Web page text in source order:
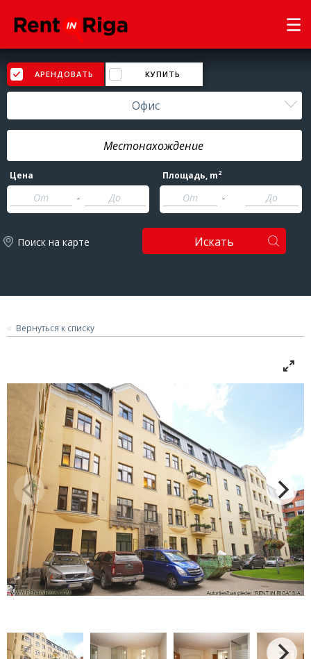
АРЕНДОВАТЬ КУПИТЬ
Офис
Цена
-
Площадь, m2
-
Поиск на карте Искать
Вернуться к списку